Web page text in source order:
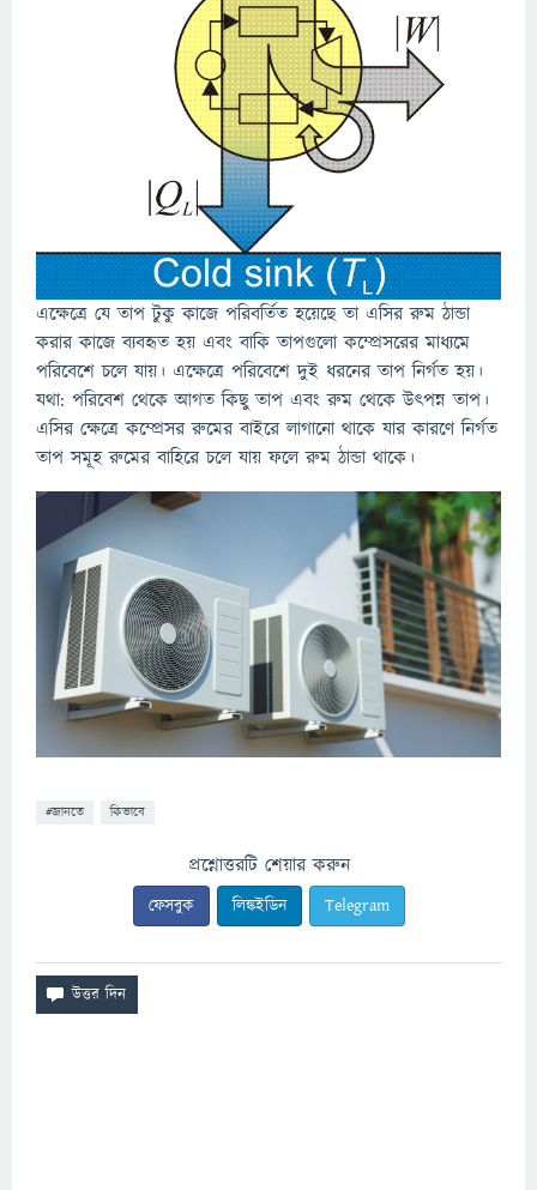
এক্ষেত্রে যে তাপ টুকু কাজে পরিবর্তিত হয়েছে তা এসির রুম ঠান্ডা
করার কাজে ব্যবহৃত হয় এবং বাকি তাপগুলো কম্প্রেসরের মাধ্যমে
পরিবেশে চলে যায়। এক্ষেত্রে পরিবেশে দুই ধরনের তাপ নির্গত হয়।
যথা: পরিবেশ থেকে আগত কিছু তাপ এবং রুম থেকে উৎপন্ন তাপ।
এসির ক্ষেত্রে কম্প্রেসর রুমের বাইরে লাগানো থাকে যার কারণে নির্গত
তাপ সমূহ রুমের বাহিরে চলে যায় ফলে রুম ঠান্ডা থাকে।
#জানতে কিভাবে
প্রশ্নোত্তরটি শেয়ার করুন
ফেসবুক লিঙ্কইডিন Telegram